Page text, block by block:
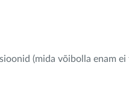
(mida võibolla enam ei